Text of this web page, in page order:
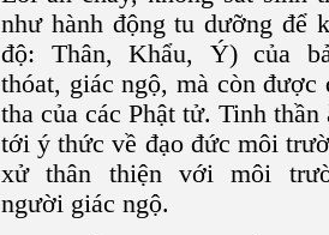
như hành động tu dưỡng để
độ: Thân, Khẩu, Ý) của
thóat, giác ngộ, mà còn
tha của các Phật tử. Tinh thần
tới ý thức về đạo đức môi
xử thân thiện với môi
người giác ngộ.